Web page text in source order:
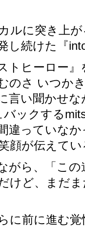
ルに突き上
し続けた『
トヒーロー』
のさ いつか
言い聞かせ
ックする
違っていな
顔が伝えてい
がら、「こ
けど、まだ
に前に進む